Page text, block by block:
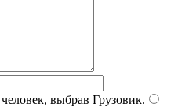
выбрав Грузовик.